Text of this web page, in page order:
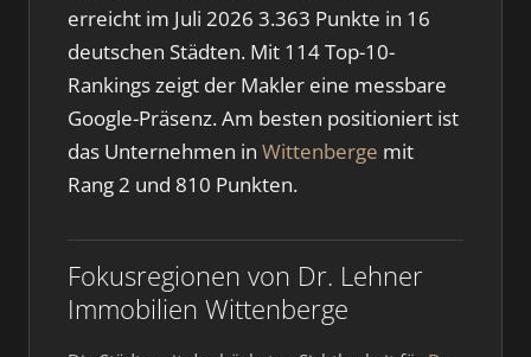
erreicht im Juli 2026 3.363 Punkte in 16
deutschen Städten. Mit 114 Top-10-
Rankings zeigt der Makler eine messbare
Google-Präsenz. Am besten positioniert ist
das Unternehmen in Wittenberge mit
Rang 2 und 810 Punkten.
Fokusregionen von Dr. Lehner
Immobilien Wittenberge